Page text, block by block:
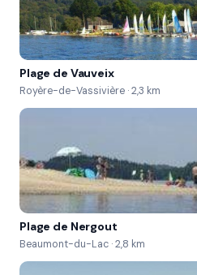
Plage de Vauveix
Royère-de-Vassivière · 2,3 km
Plage de Nergout
Beaumont-du-Lac · 2,8 km